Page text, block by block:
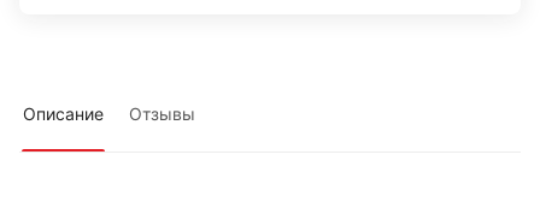
Описание Отзывы